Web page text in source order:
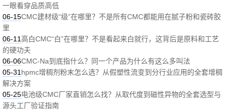
一眼看穿品质高低
06-15CMC建材级“级”在哪里？不是所有CMC都能用在腻子粉和瓷砖胶
里
06-11高白CMC“白”在哪里？不是看起来白就行，这背后是原料和工艺
的硬功夫
06-06CMC-Na到底指什么？同一个产品为什么有这么多叫法
05-31 hpmc增稠剂粉末怎么选？从假塑性流变到分行业应用的全套增稠
解决方案
05-25电池级CMC厂家直销怎么找？从取代度到磁性异物的全套选型与
源头工厂验证指南